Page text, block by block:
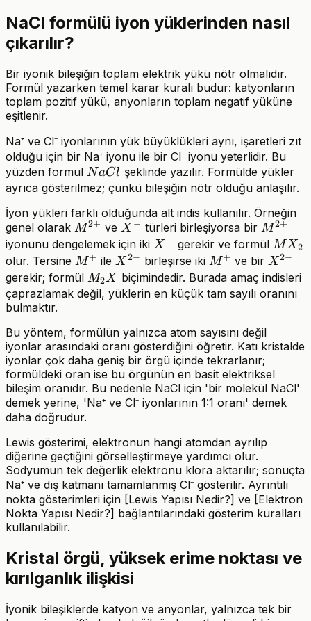
NaCl formülü iyon yüklerinden nasıl
çıkarılır?
Bir iyonik bileşiğin toplam elektrik yükü nötr olmalıdır.
Formül yazarken temel karar kuralı budur: katyonların
toplam pozitif yükü, anyonların toplam negatif yüküne
eşitlenir.
Na⁺ ve Cl⁻ iyonlarının yük büyüklükleri aynı, işaretleri zıt
olduğu için bir Na⁺ iyonu ile bir Cl⁻ iyonu yeterlidir. Bu
yüzden formül NaCl
NaCl şeklinde yazılır. Formülde yükler
ayrıca gösterilmez; çünkü bileşiğin nötr olduğu anlaşılır.
İyon yükleri farklı olduğunda alt indis kullanılır. Örneğin
genel olarak M^{2+}
M2+ veX^-
X − türleri birleşiyorsa bir M^{2+}
M2+
iyonunu dengelemek için iki X^-
X − gerekir ve formül MX_2
MX2
olur. Tersine M^+
M+ ileX^{2-}
X2− birleşirse iki M^+
M+ ve bir X^{2-}
X2−
gerekir; formül M_2X
M2X biçimindedir. Burada amaç indisleri
çaprazlamak değil, yüklerin en küçük tam sayılı oranını
bulmaktır.
Bu yöntem, formülün yalnızca atom sayısını değil
iyonlar arasındaki oranı gösterdiğini öğretir. Katı kristalde
iyonlar çok daha geniş bir örgü içinde tekrarlanır;
formüldeki oran ise bu örgünün en basit elektriksel
bileşim oranıdır. Bu nedenle NaCl için 'bir molekül NaCl'
demek yerine, 'Na⁺ ve Cl⁻ iyonlarının 1:1 oranı' demek
daha doğrudur.
Lewis gösterimi, elektronun hangi atomdan ayrılıp
diğerine geçtiğini görselleştirmeye yardımcı olur.
Sodyumun tek değerlik elektronu klora aktarılır; sonuçta
Na⁺ ve dış katmanı tamamlanmış Cl⁻ gösterilir. Ayrıntılı
nokta gösterimleri için [Lewis Yapısı Nedir?] ve [Elektron
Nokta Yapısı Nedir?] bağlantılarındaki gösterim kuralları
kullanılabilir.
Kristal örgü, yüksek erime noktası ve
kırılganlık ilişkisi
İyonik bileşiklerde katyon ve anyonlar, yalnızca tek bir